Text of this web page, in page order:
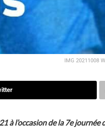
IMG 20211008
à l’occasion de la 7e journée